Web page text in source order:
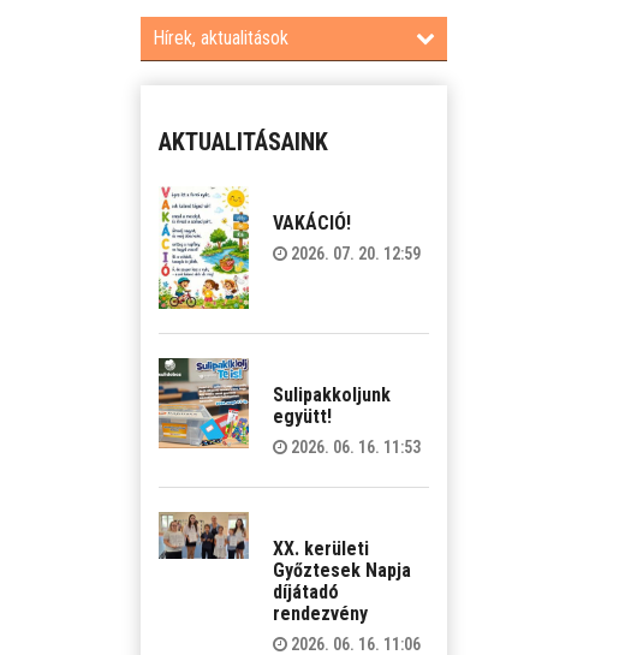
Hírek, aktualitások
AKTUALITÁSAINK
VAKÁCIÓ!
2026. 07. 20. 12:59
Sulipakkoljunk
együtt!
2026. 06. 16. 11:53
XX. kerületi
Győztesek Napja
díjátadó
rendezvény
2026. 06. 16. 11:06